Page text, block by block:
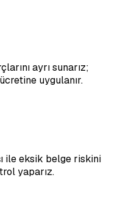
ayrı sunarız;
uygulanır.
ile eksik belge riskini
yaparız.